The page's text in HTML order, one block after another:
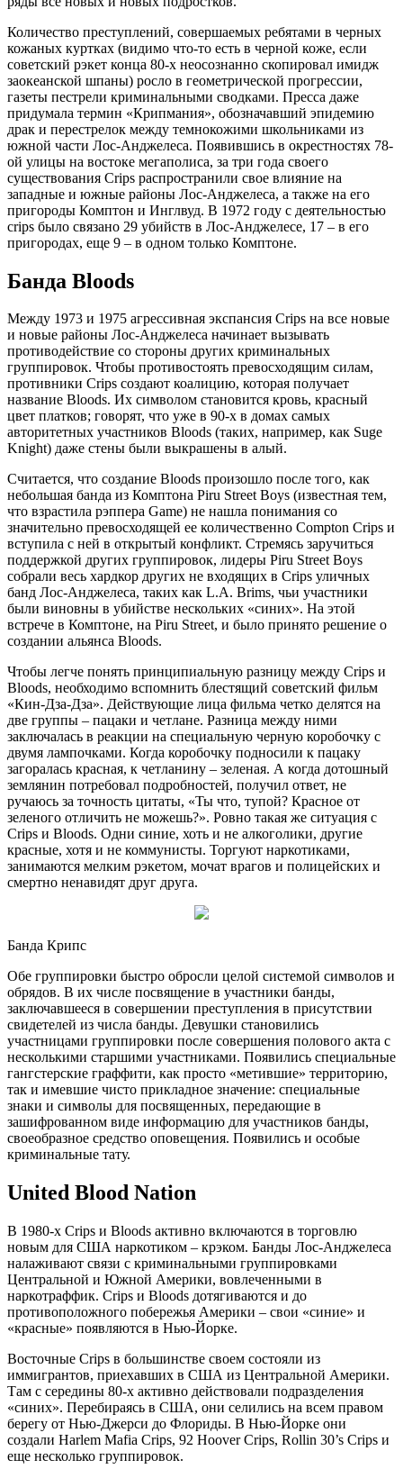
Количество преступлений, совершаемых ребятами в черных
кожаных куртках (видимо что-то есть в черной коже, если
советский рэкет конца 80-х неосознанно скопировал имидж
заокеанской шпаны) росло в геометрической прогрессии,
газеты пестрели криминальными сводками. Пресса даже
придумала термин «Крипмания», обозначавший эпидемию
драк и перестрелок между темнокожими школьниками из
южной части Лос-Анджелеса. Появившись в окрестностях 78-
ой улицы на востоке мегаполиса, за три года своего
существования Crips распространили свое влияние на
западные и южные районы Лос-Анджелеса, а также на его
пригороды Комптон и Инглвуд. В 1972 году с деятельностью
crips было связано 29 убийств в Лос-Анджелесе, 17 – в его
пригородах, еще 9 – в одном только Комптоне.
Банда Bloods
Между 1973 и 1975 агрессивная экспансия Crips на все новые
и новые районы Лос-Анджелеса начинает вызывать
противодействие со стороны других криминальных
группировок. Чтобы противостоять превосходящим силам,
противники Crips создают коалицию, которая получает
название Bloods. Их символом становится кровь, красный
цвет платков; говорят, что уже в 90-х в домах самых
авторитетных участников Bloods (таких, например, как Suge
Knight) даже стены были выкрашены в алый.
Считается, что создание Bloods произошло после того, как
небольшая банда из Комптона Piru Street Boys (известная тем,
что взрастила рэппера Game) не нашла понимания со
значительно превосходящей ее количественно Compton Crips и
вступила с ней в открытый конфликт. Стремясь заручиться
поддержкой других группировок, лидеры Piru Street Boys
собрали весь хардкор других не входящих в Crips уличных
банд Лос-Анджелеса, таких как L.A. Brims, чьи участники
были виновны в убийстве нескольких «синих». На этой
встрече в Комптоне, на Piru Street, и было принято решение о
создании альянса Bloods.
Чтобы легче понять принципиальную разницу между Crips и
Bloods, необходимо вспомнить блестящий советский фильм
«Кин-Дза-Дза». Действующие лица фильма четко делятся на
две группы – пацаки и четлане. Разница между ними
заключалась в реакции на специальную черную коробочку с
двумя лампочками. Когда коробочку подносили к пацаку
загоралась красная, к четланину – зеленая. А когда дотошный
землянин потребовал подробностей, получил ответ, не
ручаюсь за точность цитаты, «Ты что, тупой? Красное от
зеленого отличить не можешь?». Ровно такая же ситуация с
Crips и Bloods. Одни синие, хоть и не алкоголики, другие
красные, хотя и не коммунисты. Торгуют наркотиками,
занимаются мелким рэкетом, мочат врагов и полицейских и
смертно ненавидят друг друга.
Банда Крипс
Обе группировки быстро обросли целой системой символов и
обрядов. В их числе посвящение в участники банды,
заключавшееся в совершении преступления в присутствии
свидетелей из числа банды. Девушки становились
участницами группировки после совершения полового акта с
несколькими старшими участниками. Появились специальные
гангстерские граффити, как просто «метившие» территорию,
так и имевшие чисто прикладное значение: специальные
знаки и символы для посвященных, передающие в
зашифрованном виде информацию для участников банды,
своеобразное средство оповещения. Появились и особые
криминальные тату.
United Blood Nation
В 1980-х Crips и Bloods активно включаются в торговлю
новым для США наркотиком – крэком. Банды Лос-Анджелеса
налаживают связи с криминальными группировками
Центральной и Южной Америки, вовлеченными в
наркотраффик. Crips и Bloods дотягиваются и до
противоположного побережья Америки – свои «синие» и
«красные» появляются в Нью-Йорке.
Восточные Crips в большинстве своем состояли из
иммигрантов, приехавших в США из Центральной Америки.
Там с середины 80-х активно действовали подразделения
«синих». Перебираясь в США, они селились на всем правом
берегу от Нью-Джерси до Флориды. В Нью-Йорке они
создали Harlem Mafia Crips, 92 Hoover Crips, Rollin 30’s Crips и
еще несколько группировок.